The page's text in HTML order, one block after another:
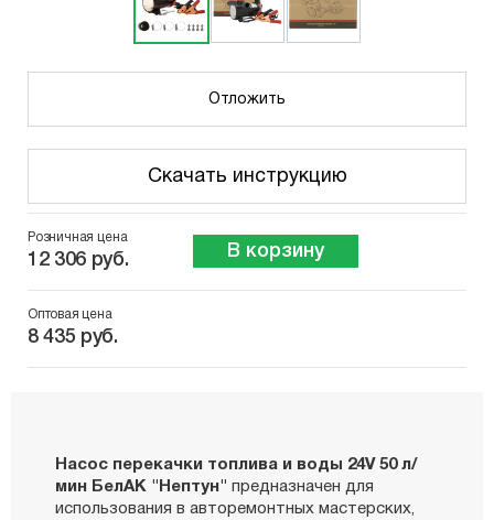
Отложить
Скачать инструкцию
Розничная цена
12 306 руб. В корзину
Оптовая цена
8 435 руб.
Насос перекачки топлива и воды 24V 50 л/
мин БелАК "Нептун" предназначен для
использования в авторемонтных мастерских,